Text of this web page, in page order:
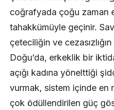
coğrafyada çoğu zaman
tahakkümüyle geçinir.
çeteciliğin ve
Doğu’da, erkeklik bir
açığı kadına yönelttiği
vurmak, sistem içinde en
çok ödüllendirilen güç